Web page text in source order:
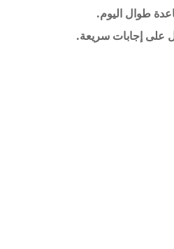
طوال اليوم.
على إجابات سريعة.